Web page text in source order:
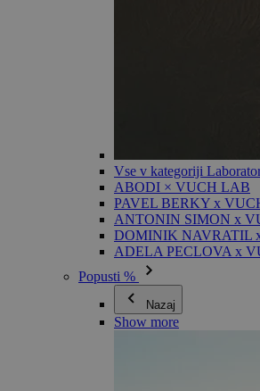
Vse v kategoriji
ABODI × VUCH LAB
PAVEL BERKY x
ANTONIN SIMON x
DOMINIK NAVRATIL
ADELA PECLOVA x
Popusti %
Nazaj
Show more